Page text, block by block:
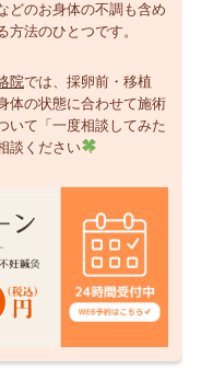
どのお身体の不調も含め
法のひとつです。
院では、採卵前・移植
体の状態に合わせて施術
いて「一度相談してみた
談ください